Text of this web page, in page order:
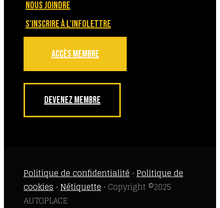
NOUS JOINDRE
S’INSCRIRE À L’INFOLETTRE
ACCÈS MEMBRE
DEVENEZ MEMBRE
Politique de confidentialité • Politique de
cookies • Nétiquette • Copyright ©2025
AUTOPLACE